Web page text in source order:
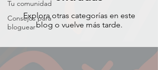
Tu comunidad
Consejos para
bloguear
Explora otras categorías en este
blog o vuelve más tarde.